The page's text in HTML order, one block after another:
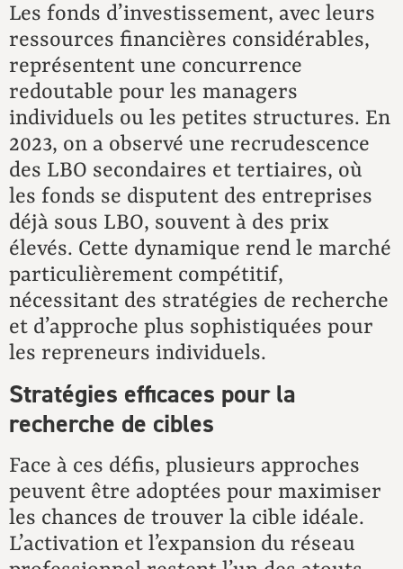
Les fonds d’investissement, avec leurs
ressources financières considérables,
représentent une concurrence
redoutable pour les managers
individuels ou les petites structures. En
2023, on a observé une recrudescence
des LBO secondaires et tertiaires, où
les fonds se disputent des entreprises
déjà sous LBO, souvent à des prix
élevés. Cette dynamique rend le marché
particulièrement compétitif,
nécessitant des stratégies de recherche
et d’approche plus sophistiquées pour
les repreneurs individuels.
Stratégies efficaces pour la
recherche de cibles
Face à ces défis, plusieurs approches
peuvent être adoptées pour maximiser
les chances de trouver la cible idéale.
L’activation et l’expansion du réseau